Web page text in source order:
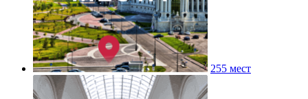
255 мест